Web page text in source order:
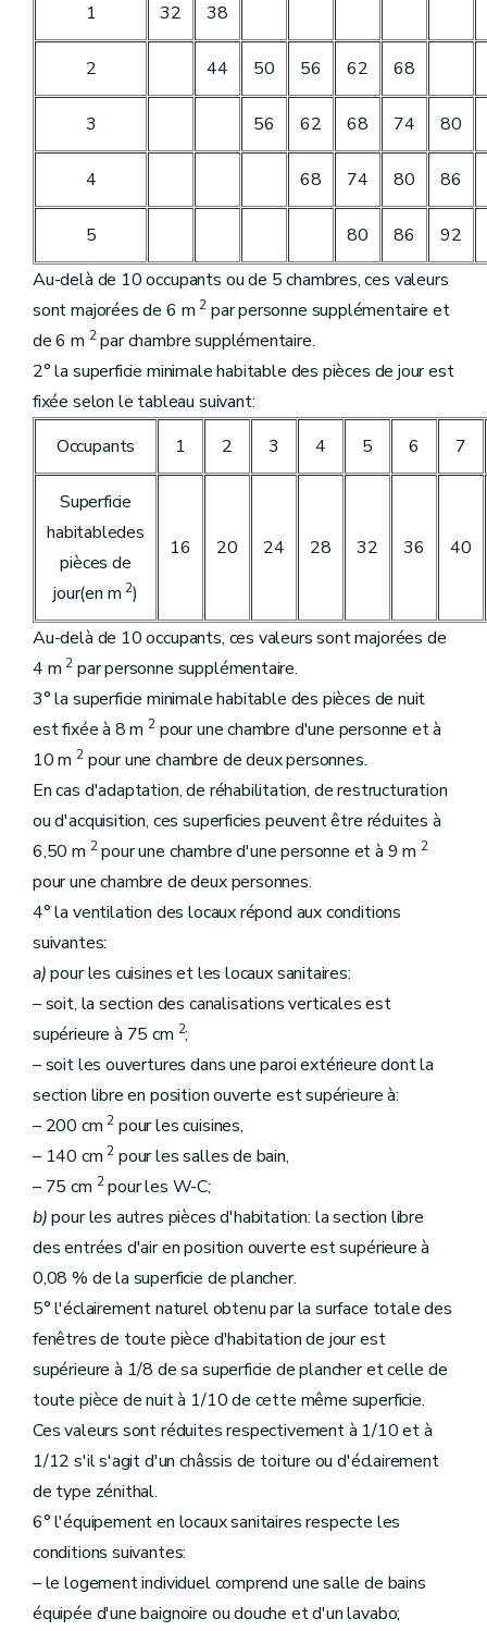
1 32 38
2 44 50 56 62 68
3 56 62 68 74 80
4 68 74 80 86
5 80 86
92
Au-delà de 10 occupants ou de 5 chambres, ces valeurs
sont majorées de 6 m 2 par personne supplémentaire et
de 6 m 2par chambre supplémentaire.
2° la superficie minimale habitable des pièces de jour est
fixée selon le tableau suivant:
Occupants
1 2 3 4 5 6 7
Superficie
habitabledes
pièces de
jour(en m 2)
16 20 24 28 32 36 40
Au-delà de 10 occupants, ces valeurs sont majorées de
4 m 2 par personne supplémentaire.
3° la superficie minimale habitable des pièces de nuit
est fixée à 8 m 2pour une chambre d'une personne et à
10 m 2pour une chambre de deux personnes.
En cas d'adaptation, de réhabilitation, de restructuration
ou d'acquisition, ces superficies peuvent être réduites à
6,50 m 2pour une chambre d'une personne et à 9 m 2
pour une chambre de deux personnes.
4° la ventilation des locaux répond aux conditions
suivantes:
a)pour les cuisines et les locaux sanitaires:
– soit, la section des canalisations verticales est
supérieure à 75 cm 2;
– soit les ouvertures dans une paroi extérieure dont la
section libre en position ouverte est supérieure à:
– 200 cm 2 pour les cuisines,
– 140 cm 2 pour les salles de bain,
– 75 cm 2pour les W-C;
b)pour les autres pièces d'habitation: la section libre
des entrées d'air en position ouverte est supérieure à
0,08 % de la superficie de plancher.
5° l'éclairement naturel obtenu par la surface totale des
fenêtres de toute pièce d'habitation de jour est
supérieure à 1/8 de sa superficie de plancher et celle de
toute pièce de nuit à 1/10 de cette même superficie.
Ces valeurs sont réduites respectivement à 1/10 et à
1/12 s'il s'agit d'un châssis de toiture ou d'éclairement
de type zénithal.
6° l'équipement en locaux sanitaires respecte les
conditions suivantes:
– le logement individuel comprend une salle de bains
équipée d'une baignoire ou douche et d'un lavabo;